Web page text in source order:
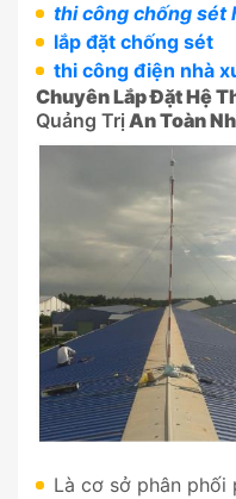
thi công chống sét
lắp đặt chống sét
thi công điện nhà
Chuyên Lắp Đặt Hệ
Quảng Trị An Toàn
Là cơ sở phân